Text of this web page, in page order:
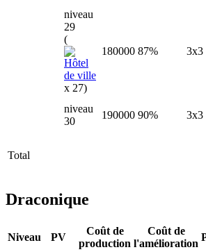
niveau
29
(
x 27)
180000 87% 3x3
niveau
30
190000 90% 3x3
Total
Draconique
Niveau PV
Coût de
production
Coût de
l'amélioration